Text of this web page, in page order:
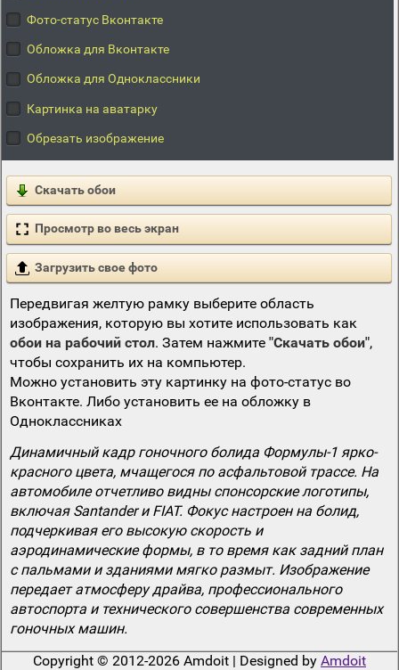
Фото-статус Вконтакте
Обложка для Вконтакте
Обложка для Одноклассники
Картинка на аватарку
Обрезать изображение
Скачать обои
Просмотр во весь экран
Загрузить свое фото
Передвигая желтую рамку выберите область
изображения, которую вы хотите использовать как
обои на рабочий стол. Затем нажмите "Скачать обои",
чтобы сохранить их на компьютер.
Можно установить эту картинку на фото-статус во
Вконтакте. Либо установить ее на обложку в
Одноклассниках
Динамичный кадр гоночного болида Формулы-1 ярко-
красного цвета, мчащегося по асфальтовой трассе. На
автомобиле отчетливо видны спонсорские логотипы,
включая Santander и FIAT. Фокус настроен на болид,
подчеркивая его высокую скорость и
аэродинамические формы, в то время как задний план
с пальмами и зданиями мягко размыт. Изображение
передает атмосферу драйва, профессионального
автоспорта и технического совершенства современных
гоночных машин.
Copyright © 2012-2026 Amdoit | Designed by Amdoit